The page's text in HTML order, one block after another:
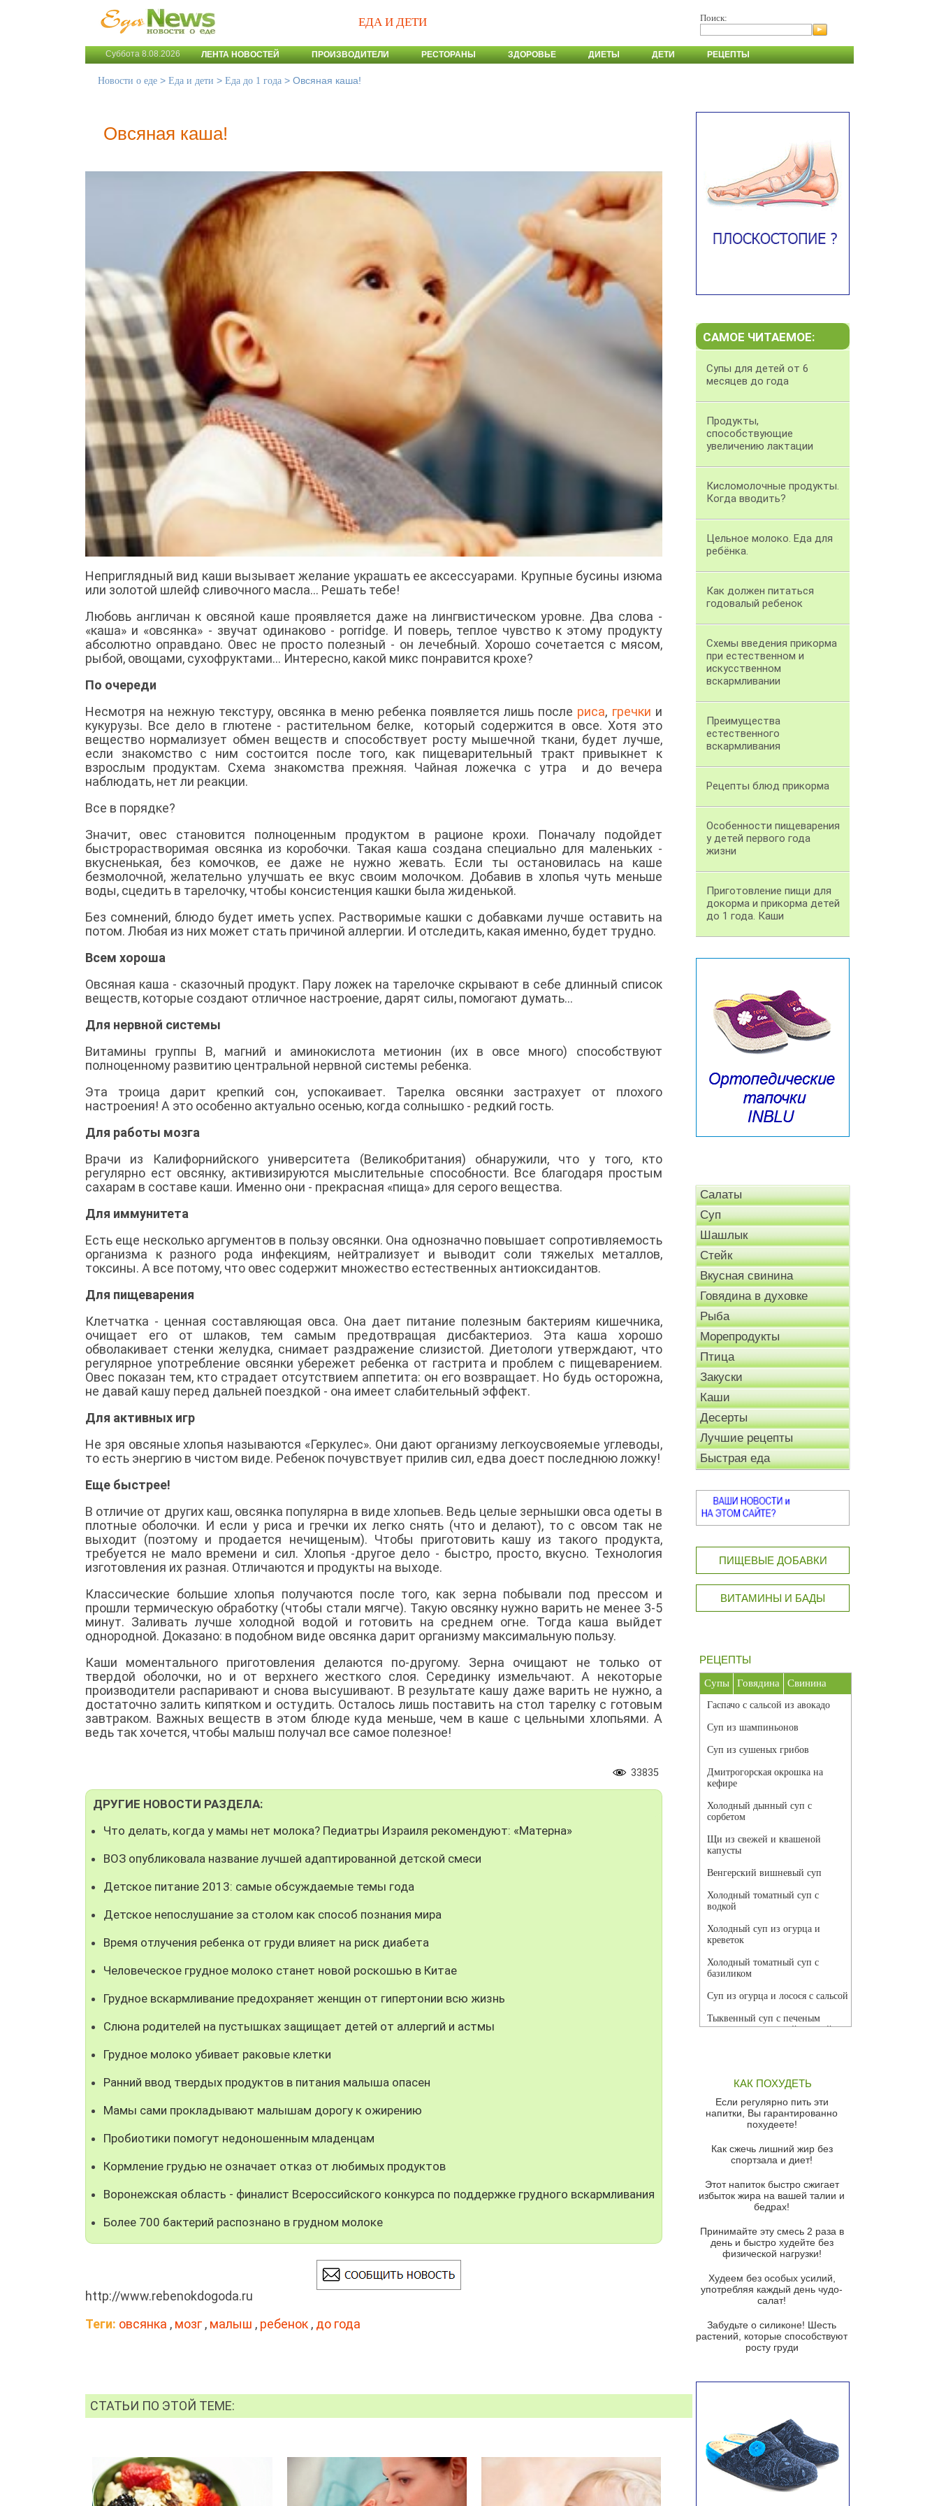
ЕДА И ДЕТИ Поиск:
Суббота 8.08.2026 ЛЕНТА НОВОСТЕЙ ПРОИЗВОДИТЕЛИ РЕСТОРАНЫ ЗДОРОВЬЕ ДИЕТЫ ДЕТИ РЕЦЕПТЫ
Новости о еде > Еда и дети > Еда до 1 года > Овсяная каша!
Овсяная каша!
Неприглядный вид каши вызывает желание украшать ее аксессуарами. Крупные бусины изюма
или золотой шлейф сливочного масла... Решать тебе!
Любовь англичан к овсяной каше проявляется даже на лингвистическом уровне. Два слова -
«каша» и «овсянка» - звучат одинаково - porridge. И поверь, теплое чувство к этому продукту
абсолютно оправдано. Овес не просто полезный - он лечебный. Хорошо сочетается с мясом,
рыбой, овощами, сухофруктами... Интересно, какой микс понравится крохе?
По очереди
Несмотря на нежную текстуру, овсянка в меню ребенка появляется лишь после риса, гречки и
кукурузы. Все дело в глютене - растительном белке, который содержится в овсе. Хотя это
вещество нормализует обмен веществ и способствует росту мышечной ткани, будет лучше,
если знакомство с ним состоится после того, как пищеварительный тракт привыкнет к
взрослым продуктам. Схема знакомства прежняя. Чайная ложечка с утра и до вечера
наблюдать, нет ли реакции.
Все в порядке?
Значит, овес становится полноценным продуктом в рационе крохи. Поначалу подойдет
быстрорастворимая овсянка из коробочки. Такая каша создана специально для маленьких -
вкусненькая, без комочков, ее даже не нужно жевать. Если ты остановилась на каше
безмолочной, желательно улучшать ее вкус своим молочком. Добавив в хлопья чуть меньше
воды, сцедить в тарелочку, чтобы консистенция кашки была жиденькой.
Без сомнений, блюдо будет иметь успех. Растворимые кашки с добавками лучше оставить на
потом. Любая из них может стать причиной аллергии. И отследить, какая именно, будет трудно.
Всем хороша
Овсяная каша - сказочный продукт. Пару ложек на тарелочке скрывают в себе длинный список
веществ, которые создают отличное настроение, дарят силы, помогают думать...
Для нервной системы
Витамины группы В, магний и аминокислота метионин (их в овсе много) способствуют
полноценному развитию центральной нервной системы ребенка.
Эта троица дарит крепкий сон, успокаивает. Тарелка овсянки застрахует от плохого
настроения! А это особенно актуально осенью, когда солнышко - редкий гость.
Для работы мозга
Врачи из Калифорнийского университета (Великобритания) обнаружили, что у того, кто
регулярно ест овсянку, активизируются мыслительные способности. Все благодаря простым
сахарам в составе каши. Именно они - прекрасная «пища» для серого вещества.
Для иммунитета
Есть еще несколько аргументов в пользу овсянки. Она однозначно повышает сопротивляемость
организма к разного рода инфекциям, нейтрализует и выводит соли тяжелых металлов,
токсины. А все потому, что овес содержит множество естественных антиоксидантов.
Для пищеварения
Клетчатка - ценная составляющая овса. Она дает питание полезным бактериям кишечника,
очищает его от шлаков, тем самым предотвращая дисбактериоз. Эта каша хорошо
обволакивает стенки желудка, снимает раздражение слизистой. Диетологи утверждают, что
регулярное употребление овсянки убережет ребенка от гастрита и проблем с пищеварением.
Овес показан тем, кто страдает отсутствием аппетита: он его возвращает. Но будь осторожна,
не давай кашу перед дальней поездкой - она имеет слабительный эффект.
Для активных игр
Не зря овсяные хлопья называются «Геркулес». Они дают организму легкоусвояемые углеводы,
то есть энергию в чистом виде. Ребенок почувствует прилив сил, едва доест последнюю ложку!
Еще быстрее!
В отличие от других каш, овсянка популярна в виде хлопьев. Ведь целые зернышки овса одеты в
плотные оболочки. И если у риса и гречки их легко снять (что и делают), то с овсом так не
выходит (поэтому и продается нечищеным). Чтобы приготовить кашу из такого продукта,
требуется не мало времени и сил. Хлопья -другое дело - быстро, просто, вкусно. Технология
изготовления их разная. Отличаются и продукты на выходе.
Классические большие хлопья получаются после того, как зерна побывали под прессом и
прошли термическую обработку (чтобы стали мягче). Такую овсянку нужно варить не менее 3-5
минут. Заливать лучше холодной водой и готовить на среднем огне. Тогда каша выйдет
однородной. Доказано: в подобном виде овсянка дарит организму максимальную пользу.
Каши моментального приготовления делаются по-другому. Зерна очищают не только от
твердой оболочки, но и от верхнего жесткого слоя. Серединку измельчают. А некоторые
производители распаривают и снова высушивают. В результате кашу даже варить не нужно, а
достаточно залить кипятком и остудить. Осталось лишь поставить на стол тарелку с готовым
завтраком. Важных веществ в этом блюде куда меньше, чем в каше с цельными хлопьями. А
ведь так хочется, чтобы малыш получал все самое полезное!
33835
ДРУГИЕ НОВОСТИ РАЗДЕЛА:
Что делать, когда у мамы нет молока? Педиатры Израиля рекомендуют: «Матерна»
ВОЗ опубликовала название лучшей адаптированной детской смеси
Детское питание 2013: самые обсуждаемые темы года
Детское непослушание за столом как способ познания мира
Время отлучения ребенка от груди влияет на риск диабета
Человеческое грудное молоко станет новой роскошью в Китае
Грудное вскармливание предохраняет женщин от гипертонии всю жизнь
Слюна родителей на пустышках защищает детей от аллергий и астмы
Грудное молоко убивает раковые клетки
Ранний ввод твердых продуктов в питания малыша опасен
Мамы сами прокладывают малышам дорогу к ожирению
Пробиотики помогут недоношенным младенцам
Кормление грудью не означает отказ от любимых продуктов
Воронежская область - финалист Всероссийского конкурса по поддержке грудного вскармливания
Более 700 бактерий распознано в грудном молоке
http://www.rebenokdogoda.ru
Теги: овсянка , мозг , малыш , ребенок , до года
СТАТЬИ ПО ЭТОЙ ТЕМЕ:
САМОЕ ЧИТАЕМОЕ:
Супы для детей от 6
месяцев до года
Продукты,
способствующие
увеличению лактации
Кисломолочные продукты.
Когда вводить?
Цельное молоко. Еда для
ребёнка.
Как должен питаться
годовалый ребенок
Схемы введения прикорма
при естественном и
искусственном
вскармливании
Преимущества
естественного
вскармливания
Рецепты блюд прикорма
Особенности пищеварения
у детей первого года
жизни
Приготовление пищи для
докорма и прикорма детей
до 1 года. Каши
Салаты
Суп
Шашлык
Стейк
Вкусная свинина
Говядина в духовке
Рыба
Морепродукты
Птица
Закуски
Каши
Десерты
Лучшие рецепты
Быстрая еда
ПИЩЕВЫЕ ДОБАВКИ
ВИТАМИНЫ И БАДЫ
РЕЦЕПТЫ
Супы Говядина Свинина
Гаспачо с сальсой из авокадо
Суп из шампиньонов
Суп из сушеных грибов
Дмитрогорская окрошка на
кефире
Холодный дынный суп с
сорбетом
Щи из свежей и квашеной
капусты
Венгерский вишневый суп
Холодный томатный суп с
водкой
Холодный суп из огурца и
креветок
Холодный томатный суп с
базиликом
Суп из огурца и лосося с сальсой
Тыквенный суп с печеным
чесноком и томатной сальсой
красного перца
Парижский луковый суп
Суп из спаржи и горошка с
Суп-крем из цветной капусты
Французский луковый суп
Суп из баклажанов с моцареллой
Грибной крем-суп с кростини с
козьим сыром
Суп мисо с зеленым луком и
тофу
из рукколы
Португальский чесночный суп с
Ирландский картофельный суп
Суп из пастернака
Пряный морковный суп во время
зимних холодов
КАК ПОХУДЕТЬ
Если регулярно пить эти
напитки, Вы гарантированно
похудеете!
Как сжечь лишний жир без
спортзала и диет!
Этот напиток быстро сжигает
избыток жира на вашей талии и
бедрах!
Принимайте эту смесь 2 раза в
день и быстро худейте без
физической нагрузки!
Худеем без особых усилий,
употребляя каждый день чудо-
салат!
Забудьте о силиконе! Шесть
растений, которые способствуют
росту груди